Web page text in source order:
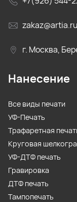
zakaz@artia.ru
г. Москва,
Нанесение
Все виды печати
УФ-Печать
Трафаретная
Круговая
УФ-ДТФ печать
Гравировка
ДТФ печать
Тампопечать